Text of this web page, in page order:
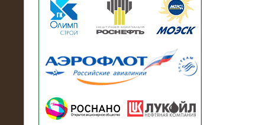
13.07.2018
модуль в контейнере 2700 кВА на
Балтийский завод